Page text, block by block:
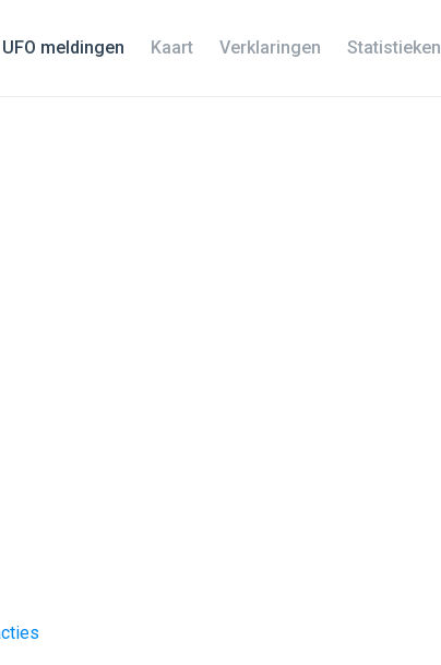
UFO meldingen Kaart Verklaringen Statistieken